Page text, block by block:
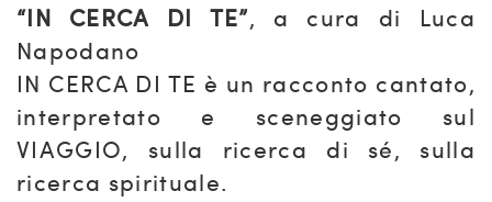
“IN CERCA DI TE”, a cura di Luca
Napodano
IN CERCA DI TE è un racconto cantato,
interpretato e sceneggiato sul
VIAGGIO, sulla ricerca di sé, sulla
ricerca spirituale.